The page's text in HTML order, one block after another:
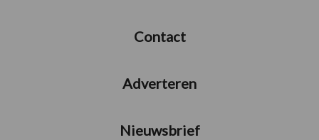
Contact
Adverteren
Nieuwsbrief